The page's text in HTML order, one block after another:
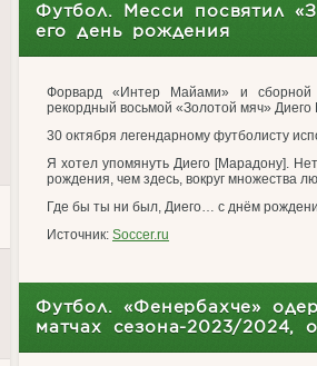
Футбол. Месси посвятил
его день рождения
Форвард «Интер Майами» и сборной
рекордный восьмой «Золотой мяч»
30 октября легендарному футболисту
Я хотел упомянуть Диего [Марадону].
рождения, чем здесь, вокруг множества
Где бы ты ни был, Диего… с днём
Источник: Soccer.ru
Футбол. «Фенербахче»
матчах сезона-2023/2024,